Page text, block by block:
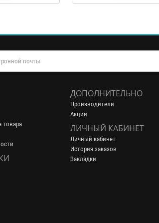
товара
ДОПОЛНИТЕЛЬНО
Производители
Акции
ЛИЧНЫЙ КАБИНЕТ
Личный кабинет
История заказов
Закладки